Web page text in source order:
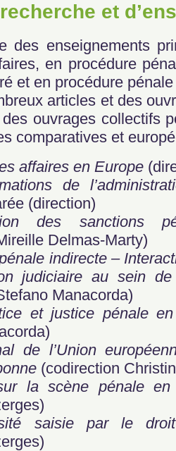
et
des enseignements
en procédure
et en procédure
articles et des
ouvrages collectifs
comparatives et
affaires en Europe
de
(direction)
des sanctions
Delmas-Marty)
indirecte –
judiciaire au sein de
Manacorda)
et justice pénale
de l’Union
(codirection
la scène pénale en
saisie par le